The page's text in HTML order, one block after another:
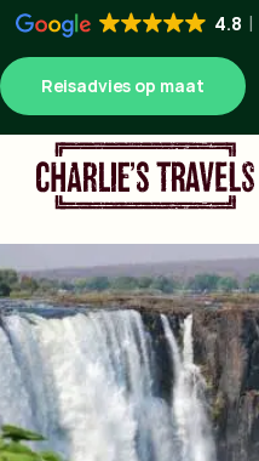
4.8
Reisadvies op maat